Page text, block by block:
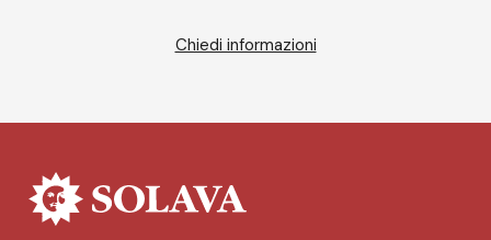
Chiedi informazioni